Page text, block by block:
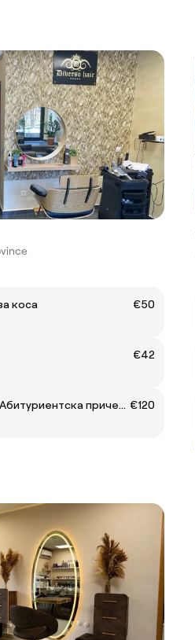
коса
€50
€42
Официална прическа / Абитуриентска прическа €120